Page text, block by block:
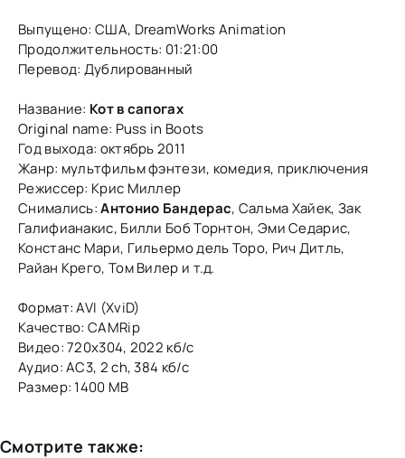
Выпущено: США, DreamWorks Animation
Продолжительность: 01:21:00
Перевод: Дублированный
Название: Кот в сапогах
Original name: Puss in Boots
Год выхода: октябрь 2011
Жанр: мультфильм фэнтези, комедия, приключения
Режиссер: Крис Миллер
Снимались:Антонио Бандерас, Сальма Хайек, Зак
Галифианакис, Билли Боб Торнтон, Эми Седарис,
Констанс Мари, Гильермо дель Торо, Рич Дитль,
Райан Крего, Том Вилер и т.д.
Формат: AVI (XviD)
Качество: CAMRip
Видео: 720x304, 2022 кб/с
Аудио: AC3, 2 ch, 384 кб/с
Размер: 1400 MB
Смотрите также: